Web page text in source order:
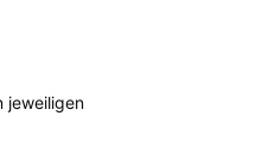
jeweiligen